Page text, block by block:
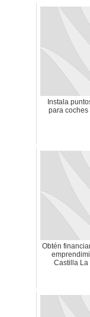
Instala
para coches
Obtén
Castilla La